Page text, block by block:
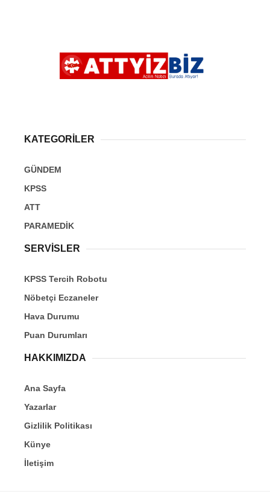
KATEGORİLER
GÜNDEM
KPSS
ATT
PARAMEDİK
SERVİSLER
KPSS Tercih Robotu
Nöbetçi Eczaneler
Hava Durumu
Puan Durumları
HAKKIMIZDA
Ana Sayfa
Yazarlar
Gizlilik Politikası
Künye
İletişim